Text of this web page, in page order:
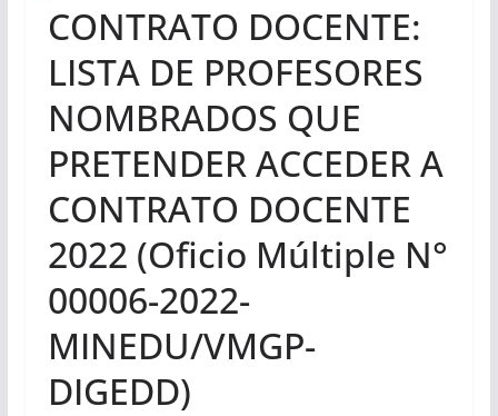
CONTRATO DOCENTE:
LISTA DE PROFESORES
NOMBRADOS QUE
PRETENDER ACCEDER A
CONTRATO DOCENTE
2022 (Oficio Múltiple N°
00006-2022-
MINEDU/VMGP-
DIGEDD)